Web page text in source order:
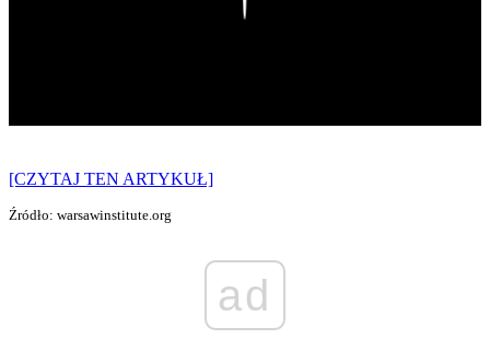
[CZYTAJ TEN ARTYKUŁ]
Źródło: warsawinstitute.org
ad